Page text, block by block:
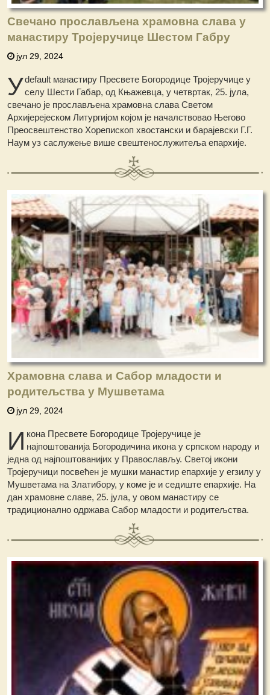
Свечано прослављена храмовна слава у
манастиру Тројеручице Шестом Габру
јул 29, 2024
default
У
манастиру Пресвете Богородице Тројеручице у
селу Шести Габар, од Књажевца, у четвртак, 25. јула,
свечано је прослављена храмовна слава Светом
Архијерејеском Литургијом којом је началствовао Његово
Преосвештенство Хорепископ хвостански и барајевски Г.Г.
Наум уз саслужење више свештенослужитеља епархије.
Храмовна слава и Сабор младости и
родитељства у Мушветама
јул 29, 2024
И кона Пресвете Богородице Тројеручице је
најпоштованија Богородичина икона у српском народу и
једна од најпоштованијих у Православљу. Светој икони
Тројеручици посвећен је мушки манастир епархије у егзилу у
Мушветама на Златибору, у коме је и седиште епархије. На
дан храмовне славе, 25. јула, у овом манастиру се
традиционално одржава Сабор младости и родитељства.